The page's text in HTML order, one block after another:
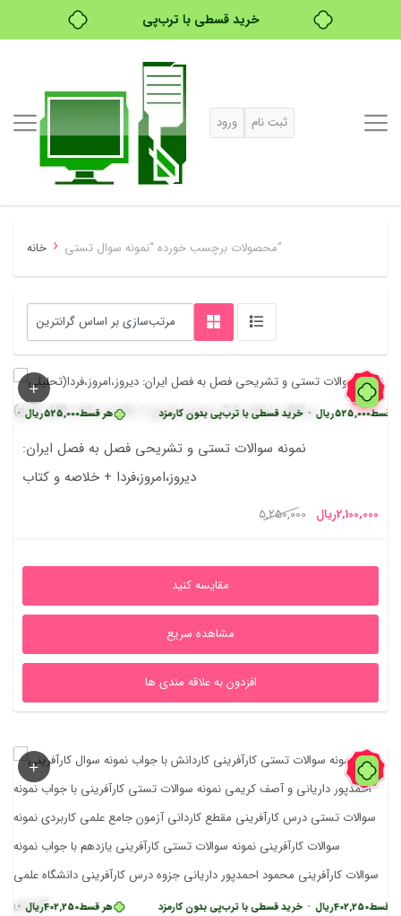
خرید قسطی با ترب‌پی
ورود ثبت نام
خانه › محصولات برچسب خورده “نمونه سوال تستی”
60%
هر قسط525,000ریال • قسط525,000ریال • خرید قسطی با ترب‌پی بدون کارمزد
نمونه سوالات تستی و تشریحی فصل به فصل ایران:
دیروز،امروز،فردا + خلاصه و کتاب
5,250,000
قیمت
5,250,000ریال
2,100,000ریال
2,100,000ریال
مقایسه کنید
مشاهده سریع
افزدون به علاقه مندی ها
54%
هر قسط402,250ریال • قسط402,250ریال • خرید قسطی با ترب‌پی بدون کارمزد